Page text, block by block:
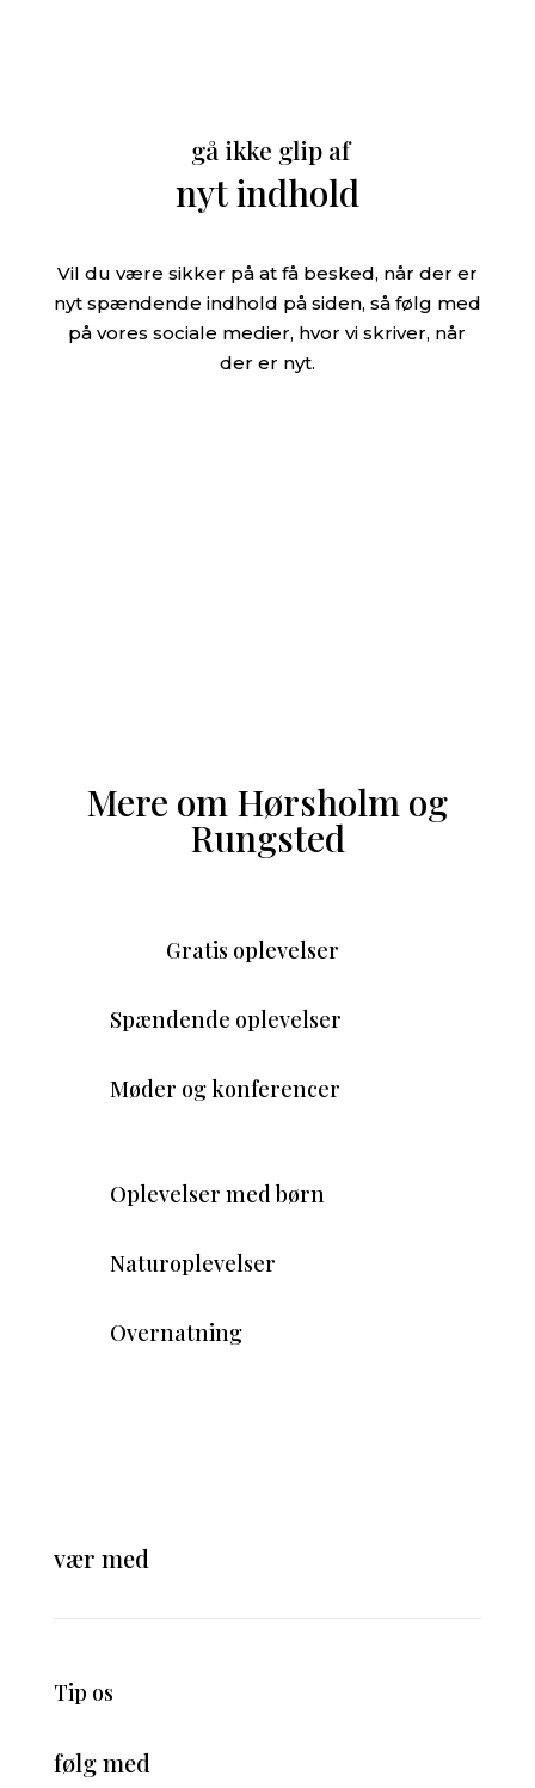
gå ikke glip af
nyt indhold
Vil du være sikker på at få besked, når der er
nyt spændende indhold på siden, så følg med
på vores sociale medier, hvor vi skriver, når
der er nyt.
Mere om Hørsholm og
Rungsted
Gratis oplevelser
Spændende oplevelser
Møder og konferencer
Oplevelser med børn
Naturoplevelser
Overnatning
vær med
Tip os
følg med